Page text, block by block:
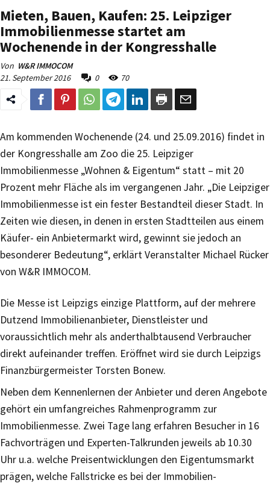
Mieten, Bauen, Kaufen: 25. Leipziger
Immobilienmesse startet am
Wochenende in der Kongresshalle
Von W&R IMMOCOM
21. September 2016
0 70
Am kommenden Wochenende (24. und 25.09.2016) findet in
der Kongresshalle am Zoo die 25. Leipziger
Immobilienmesse „Wohnen & Eigentum“ statt – mit 20
Prozent mehr Fläche als im vergangenen Jahr. „Die Leipziger
Immobilienmesse ist ein fester Bestandteil dieser Stadt. In
Zeiten wie diesen, in denen in ersten Stadtteilen aus einem
Käufer- ein Anbietermarkt wird, gewinnt sie jedoch an
besonderer Bedeutung“, erklärt Veranstalter Michael Rücker
von W&R IMMOCOM.
Die Messe ist Leipzigs einzige Plattform, auf der mehrere
Dutzend Immobilienanbieter, Dienstleister und
voraussichtlich mehr als anderthalbtausend Verbraucher
direkt aufeinander treffen. Eröffnet wird sie durch Leipzigs
Finanzbürgermeister Torsten Bonew.
Neben dem Kennenlernen der Anbieter und deren Angebote
gehört ein umfangreiches Rahmenprogramm zur
Immobilienmesse. Zwei Tage lang erfahren Besucher in 16
Fachvorträgen und Experten-Talkrunden jeweils ab 10.30
Uhr u.a. welche Preisentwicklungen den Eigentumsmarkt
prägen, welche Fallstricke es bei der Immobilien-